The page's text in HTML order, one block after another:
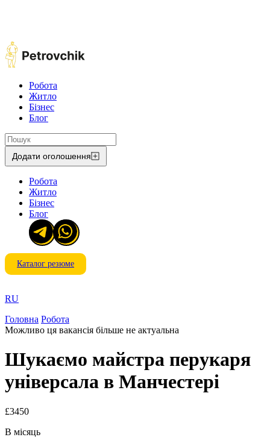
Робота
Житло
Бізнес
Блог
Додати оголошення
Робота
Житло
Бізнес
Блог
Каталог резюме
RU
Головна Робота
Можливо ця вакансія більше не актуальна
Шукаємо майстра перукаря
універсала в Манчестері
£3450
В місяць